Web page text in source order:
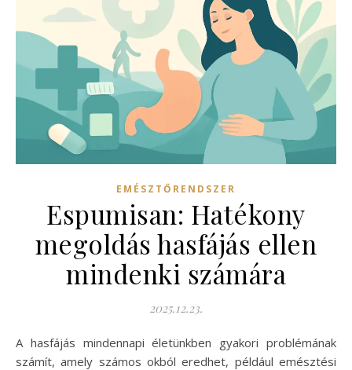
EMÉSZTŐRENDSZER
Espumisan: Hatékony
megoldás hasfájás ellen
mindenki számára
2025.12.23.
A hasfájás mindennapi életünkben gyakori problémának
számít, amely számos okból eredhet, például emésztési